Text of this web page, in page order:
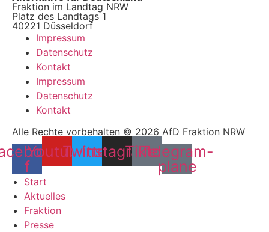
Fraktion im Landtag NRW
Platz des Landtags 1
40221 Düsseldorf
Impressum
Datenschutz
Kontakt
Impressum
Datenschutz
Kontakt
Alle Rechte vorbehalten © 2026 AfD Fraktion NRW
f
YoutubeTwitter
Instagram
Tiktok
Telegram-
plane
Start
Aktuelles
Fraktion
Presse